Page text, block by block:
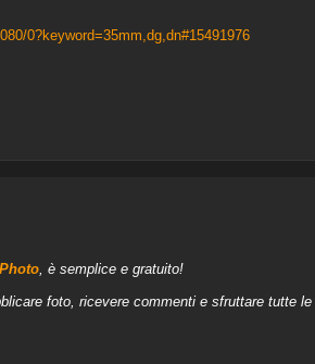
0?keyword=35mm,dg,dn#15491976
, è semplice e gratuito!
foto, ricevere commenti e sfruttare tutte